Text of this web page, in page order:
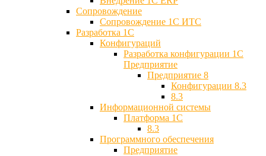
Cопровождение
Cопровождение 1С ИТС
Разработка 1C
Конфигураций
Разработка конфигурации 1С
Предприятие
Предприятие 8
Конфигурации 8.3
8.3
Информационной системы
Платформа 1С
8.3
Программного обеспечения
Предприятие